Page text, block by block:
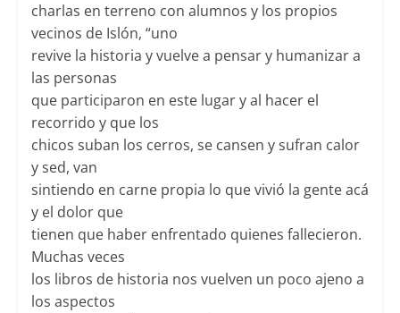
charlas en terreno con alumnos y los propios
vecinos de Islón, “uno
revive la historia y vuelve a pensar y humanizar a
las personas
que participaron en este lugar y al hacer el
recorrido y que los
chicos suban los cerros, se cansen y sufran calor
y sed, van
sintiendo en carne propia lo que vivió la gente acá
y el dolor que
tienen que haber enfrentado quienes fallecieron.
Muchas veces
los libros de historia nos vuelven un poco ajeno a
los aspectos